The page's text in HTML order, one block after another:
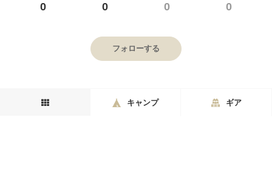
0 0 0 0
フォローする
キャンプ ギア